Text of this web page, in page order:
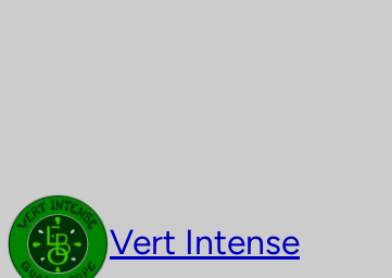
Vert Intense